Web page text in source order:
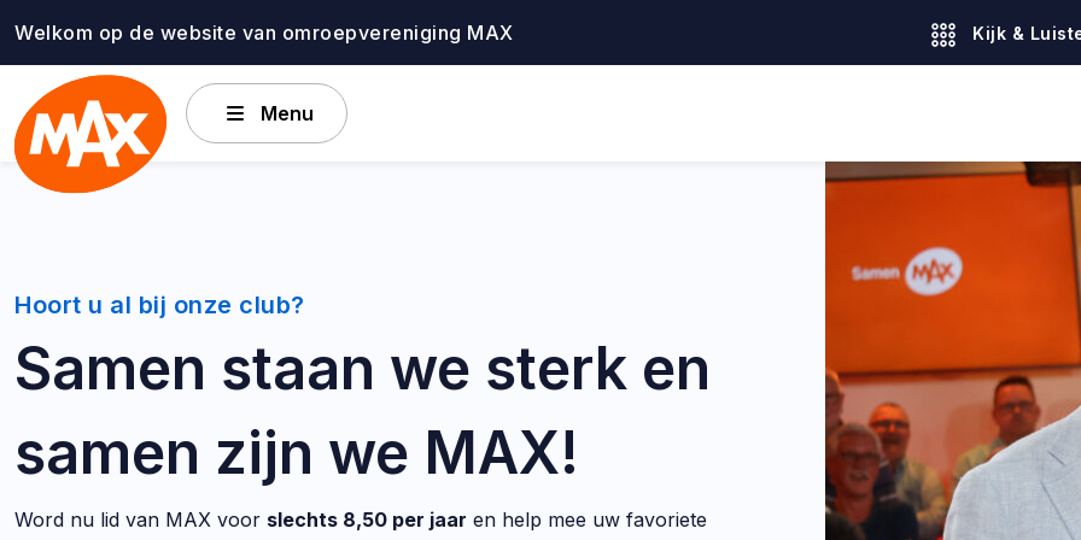
naar
de
inhoud
Welkom op de website van omroepvereniging MAX Kijk &
Menu
Hoort u al bij onze club?
Samen staan we sterk en
samen zijn we MAX!
Word nu lid van MAX voor slechts 8,50 per jaar en help mee uw favoriete